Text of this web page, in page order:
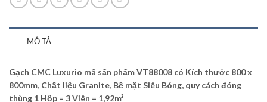
MÔ TẢ
Gạch CMC Luxurio mã sẩn phẩm VT88008 có Kích thước 800 x
800mm, Chất liệu Granite, Bề mặt Siêu Bóng, quy cách đóng
thùng 1 Hộp = 3 Viên = 1,92m²